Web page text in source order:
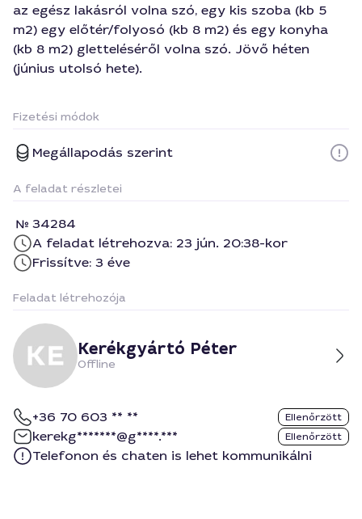
az egész lakásról volna szó, egy kis szoba (kb 5
m2) egy előtér/folyosó (kb 8 m2) és egy konyha
(kb 8 m2) gletteléséről volna szó. Jövő héten
(június utolsó hete).
Fizetési módok
Megállapodás szerint
A feladat részletei
34284
A feladat létrehozva: 23 jún. 20:38-kor
Frissítve: 3 éve
Feladat létrehozója
Kerékgyártó Péter
Offline
+36 70 603 ** ** Ellenőrzött
kerekg*******@g****.*** Ellenőrzött
Telefonon és chaten is lehet kommunikálni